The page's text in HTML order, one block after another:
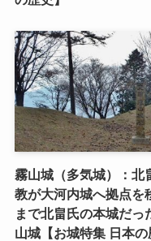
霧山城（多気城）：北
教が大河内城へ拠点を
まで北畠氏の本城だっ
山城【お城特集 日本の